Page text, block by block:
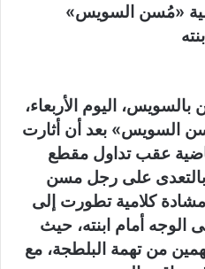
gr
«مُسن السويس»
اليوم الأربعاء،
السويس» بعد أن أثارت
عقب تداول مقطع
بالتعدى على رجل مسن
كلامية تطورت إلى
الوجه أمام ابنته، حيث
من تهمة البلطجة، مع